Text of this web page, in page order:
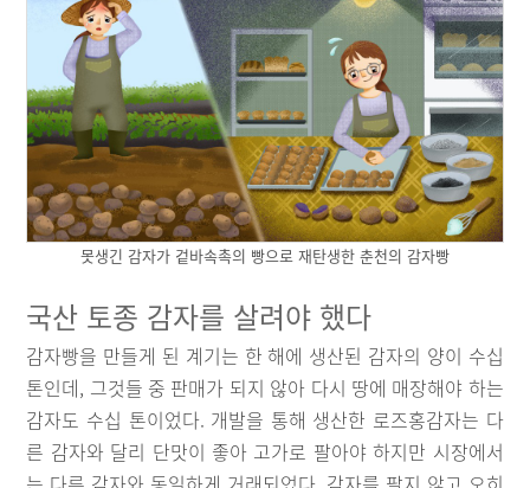
못생긴 감자가 겉바속촉의 빵으로 재탄생한 춘천의 감자빵
국산 토종 감자를 살려야 했다
감자빵을 만들게 된 계기는 한 해에 생산된 감자의 양이 수십
톤인데, 그것들 중 판매가 되지 않아 다시 땅에 매장해야 하는
감자도 수십 톤이었다. 개발을 통해 생산한 로즈홍감자는 다
른 감자와 달리 단맛이 좋아 고가로 팔아야 하지만 시장에서